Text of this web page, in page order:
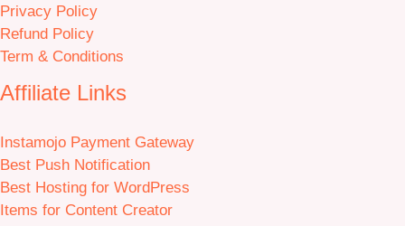
Privacy Policy
Refund Policy
Term & Conditions
Affiliate Links
Instamojo Payment Gateway
Best Push Notification
Best Hosting for WordPress
Items for Content Creator